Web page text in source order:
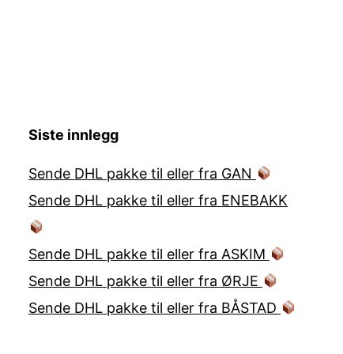
Siste innlegg
Sende DHL pakke til eller fra GAN
Sende DHL pakke til eller fra ENEBAKK
Sende DHL pakke til eller fra ASKIM
Sende DHL pakke til eller fra ØRJE
Sende DHL pakke til eller fra BÅSTAD